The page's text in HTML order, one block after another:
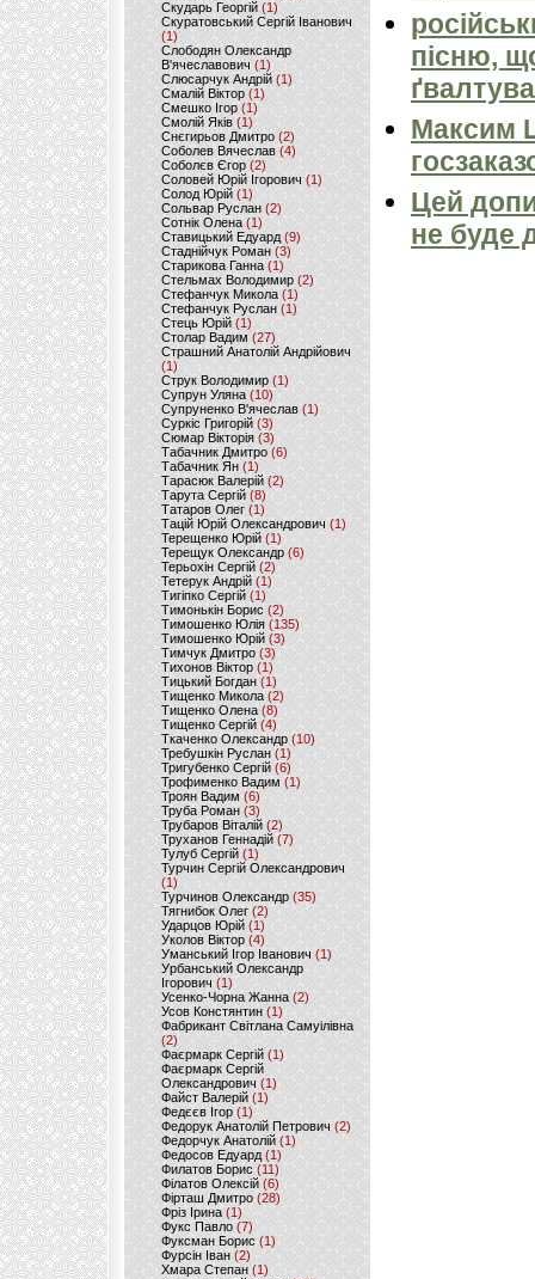
Скударь Георгій (1)
Скуратовський Сергій Іванович
(1)
Слободян Олександр
В'ячеславович(1)
Слюсарчук Андрій(1)
Смалій Віктор (1)
Смешко Ігор (1)
Смолій Яків (1)
Снєгирьов Дмитро (2)
Соболев Вячеслав (4)
Соболєв Єгор(2)
Соловей Юрій Ігорович (1)
Солод Юрій (1)
Сольвар Руслан (2)
Сотнік Олена(1)
Ставицький Едуард (9)
Стаднійчук Роман(3)
Старикова Ганна (1)
Стельмах Володимир(2)
Стефанчук Микола (1)
Стефанчук Руслан (1)
Стець Юрій (1)
Столар Вадим(27)
Страшний Анатолій Андрійович
(1)
Струк Володимир (1)
Супрун Уляна (10)
Супруненко В'ячеслав (1)
Суркіс Григорій (3)
Сюмар Вікторія (3)
Табачник Дмитро (6)
Табачник Ян(1)
Тарасюк Валерій (2)
Тарута Сергій (8)
Татаров Олег(1)
Тацій Юрій Олександрович(1)
Терещенко Юрій(1)
Терещук Олександр(6)
Терьохін Сергій (2)
Тетерук Андрій (1)
Тигіпко Сергій(1)
Тимонькін Борис (2)
Тимошенко Юлія (135)
Тимошенко Юрій(3)
Тимчук Дмитро (3)
Тихонов Віктор (1)
Тицький Богдан (1)
Тищенко Микола (2)
Тищенко Олена (8)
Тищенко Сергій (4)
Ткаченко Олександр (10)
Требушкін Руслан (1)
Тригубенко Сергій(6)
Трофименко Вадим (1)
Троян Вадим (6)
Труба Роман(3)
Трубаров Віталій (2)
Труханов Геннадій (7)
Тулуб Сергій(1)
Турчин Сергій Олександрович
(1)
Турчинов Олександр(35)
Тягнибок Олег (2)
Ударцов Юрій (1)
Уколов Віктор(4)
Уманський Ігор Іванович(1)
Урбанський Олександр
Ігорович (1)
Усенко-Чорна Жанна (2)
Усов Констянтин(1)
Фабрикант Світлана Самуілівна
(2)
Фаєрмарк Сергій(1)
Фаєрмарк Сергій
Олександрович (1)
Файст Валерій(1)
Федєєв Ігор (1)
Федорук Анатолій Петрович (2)
Федорчук Анатолій (1)
Федосов Едуард (1)
Филатов Борис (11)
Філатов Олексій (6)
Фірташ Дмитро (28)
Фріз Ірина (1)
Фукс Павло (7)
Фуксман Борис (1)
Фурсін Іван (2)
Хмара Степан(1)
пісню,
Максим
Цей
не буде